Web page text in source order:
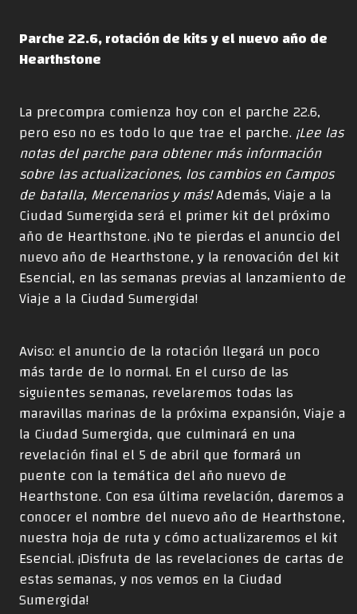
Parche 22.6, rotación de kits y el nuevo año de
Hearthstone
La precompra comienza hoy con el parche 22.6,
pero eso no es todo lo que trae el parche.¡Lee las
notas del parche para obtener más información
sobre las actualizaciones, los cambios en Campos
de batalla, Mercenarios y más!Además, Viaje a la
Ciudad Sumergida será el primer kit del próximo
año de Hearthstone. ¡No te pierdas el anuncio del
nuevo año de Hearthstone, y la renovación del kit
Esencial, en las semanas previas al lanzamiento de
Viaje a la Ciudad Sumergida!
Aviso: el anuncio de la rotación llegará un poco
más tarde de lo normal. En el curso de las
siguientes semanas, revelaremos todas las
maravillas marinas de la próxima expansión, Viaje a
la Ciudad Sumergida, que culminará en una
revelación final el 5 de abril que formará un
puente con la temática del año nuevo de
Hearthstone. Con esa última revelación, daremos a
conocer el nombre del nuevo año de Hearthstone,
nuestra hoja de ruta y cómo actualizaremos el kit
Esencial. ¡Disfruta de las revelaciones de cartas de
estas semanas, y nos vemos en la Ciudad
Sumergida!